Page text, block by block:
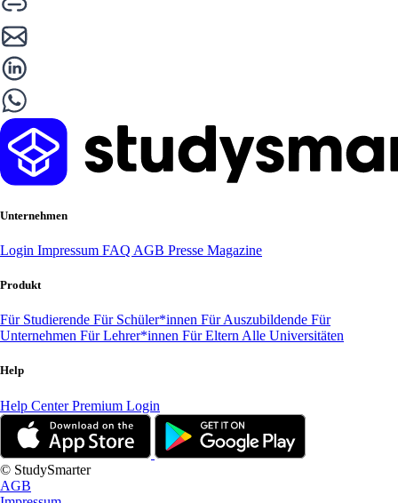
Unternehmen
Login Impressum FAQ AGB Presse Magazine
Produkt
Für Studierende Für Schüler*innen Für Auszubildende Für
Unternehmen Für Lehrer*innen Für Eltern Alle Universitäten
Help
Help CenterPremium Login
© StudySmarter
AGB